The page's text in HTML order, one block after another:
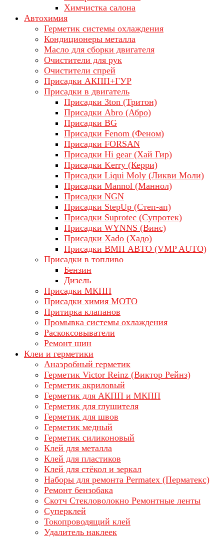
Химчистка салона
Автохимия
Герметик системы охлаждения
Кондиционеры металла
Масло для сборки двигателя
Очистители для рук
Очистители спрей
Присадки АКПП+ГУР
Присадки в двигатель
Присадки 3ton (Тритон)
Присадки Abro (Абро)
Присадки BG
Присадки Fenom (Феном)
Присадки FORSAN
Присадки Hi gear (Хай Гир)
Присадки Kerry (Керри)
Присадки Liqui Moly (Ликви Моли)
Присадки Mannol (Маннол)
Присадки NGN
Присадки StepUp (Степ-ап)
Присадки Suprotec (Супротек)
Присадки WYNNS (Винс)
Присадки Xado (Хадо)
Присадки ВМП АВТО (VMP AUTO)
Присадки в топливо
Бензин
Дизель
Присадки МКПП
Присадки химия МОТО
Притирка клапанов
Промывка системы охлаждения
Раскоксовыватели
Ремонт шин
Клеи и герметики
Анаэробный герметик
Герметик Victor Reinz (Виктор Рейнз)
Герметик акриловый
Герметик для АКПП и МКПП
Герметик для глушителя
Герметик для швов
Герметик медный
Герметик силиконовый
Клей для металла
Клей для пластиков
Клей для стёкол и зеркал
Наборы для ремонта Permatex (Перматекс)
Ремонт бензобака
Скотч Стекловолокно Ремонтные ленты
Суперклей
Токопроводящий клей
Удалитель наклеек